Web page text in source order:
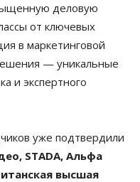
деловую
от ключевых
в маркетинговой
— уникальные
и экспертного
уже подтвердили
STADA, Альфа
высшая